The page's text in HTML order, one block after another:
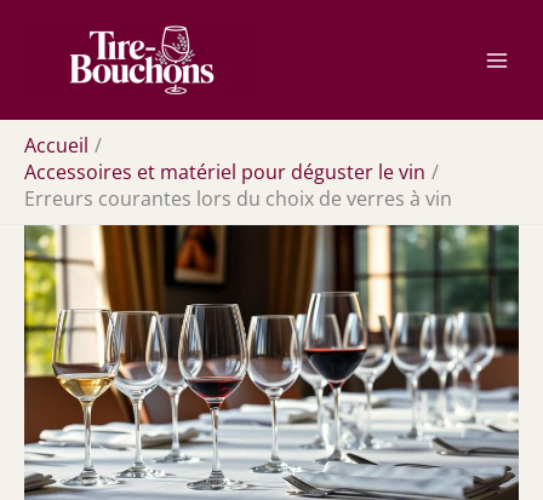
contenu
Accueil
Accessoires et matériel pour déguster le vin
Erreurs courantes lors du choix de verres à vin